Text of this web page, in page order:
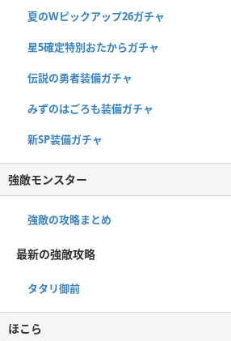
夏のWピックアップ26ガチャ
星5確定特別おたからガチャ
伝説の勇者装備ガチャ
みずのはごろも装備ガチャ
新SP装備ガチャ
強敵モンスター
強敵の攻略まとめ
最新の強敵攻略
タタリ御前
ほこら